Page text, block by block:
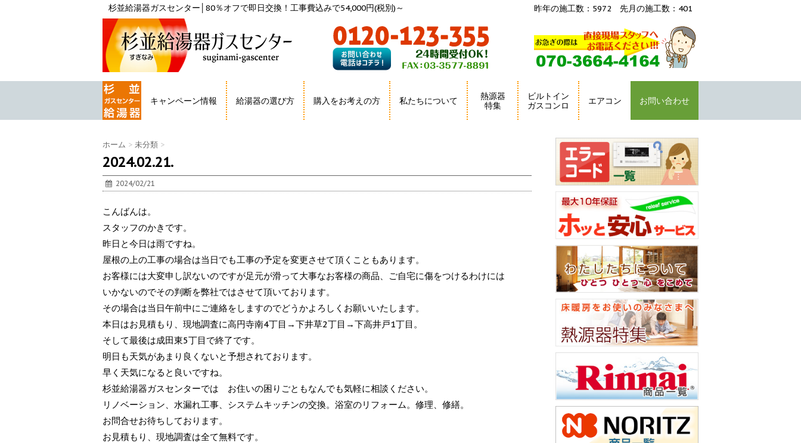
杉並給湯器ガスセンター│80％オフで即日交換！工事費込みで54,000円(税別)～ 昨年の施工数：5972 先月の施工数：401
キャンペーン情報 給湯器の選び方 購入をお考えの方 私たちについて
熱源器
特集
ビルトイン
ガスコンロ
エアコン お問い合わせ
ホーム > 未分類 >
2024.02.21.
2024/02/21
こんばんは。
スタッフのかきです。
昨日と今日は雨ですね。
屋根の上の工事の場合は当日でも工事の予定を変更させて頂くこともあります。
お客様には大変申し訳ないのですが足元が滑って大事なお客様の商品、ご自宅に傷をつけるわけには
いかないのでその判断を弊社ではさせて頂いております。
その場合は当日午前中にご連絡をしますのでどうかよろしくお願いいたします。
本日はお見積もり、現地調査に高円寺南4丁目→下井草2丁目→下高井戸1丁目。
そして最後は成田東5丁目で終了です。
明日も天気があまり良くないと予想されております。
早く天気になると良いですね。
杉並給湯器ガスセンターでは お住いの困りごともなんでも気軽に相談ください。
リノベーション、水漏れ工事、システムキッチンの交換。浴室のリフォーム。修理、修繕。
お問合せお待ちしております。
お見積もり、現地調査は全て無料です。